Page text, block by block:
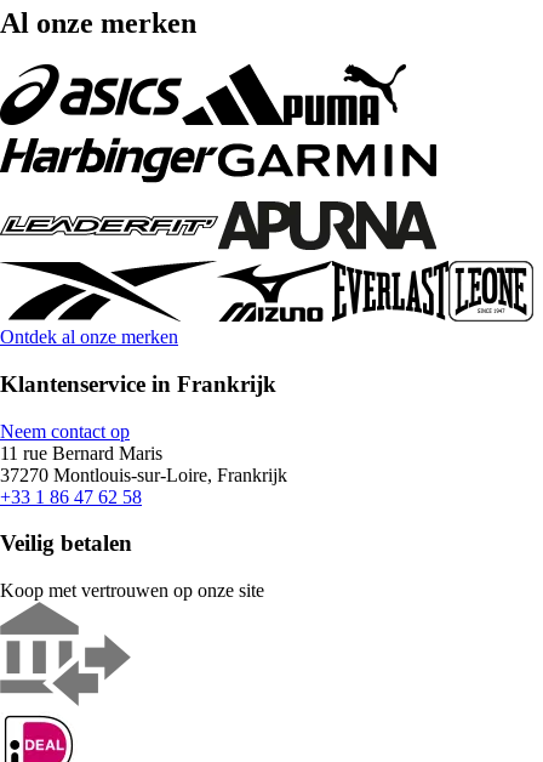
Al onze merken
Ontdek al onze merken
Klantenservice in Frankrijk
Neem contact op
11 rue Bernard Maris
37270 Montlouis-sur-Loire, Frankrijk
+33 1 86 47 62 58
Veilig betalen
Koop met vertrouwen op onze site